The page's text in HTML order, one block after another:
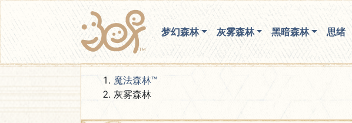
梦幻森林 灰雾森林 黑暗森林 思绪
魔法森林™
灰雾森林